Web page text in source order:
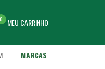
MEU CARRINHO
0
MARCAS